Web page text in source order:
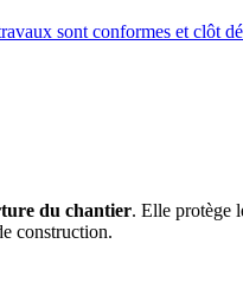
sont conformes et clôt
du chantier. Elle protège
construction.